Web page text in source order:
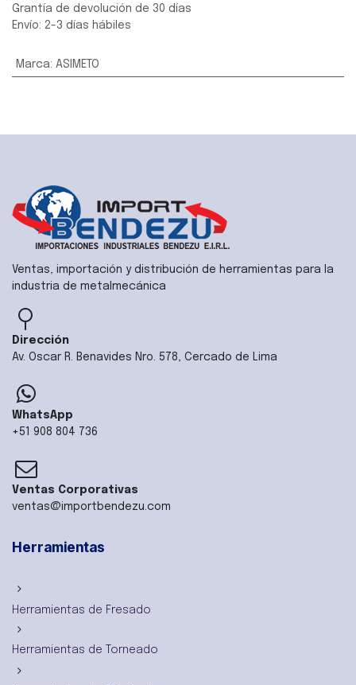
Grantía de devolución de 30 días
Envío: 2-3 días hábiles
Marca: ASIMETO
Ventas, importación y distribución de herramientas para la
industria de metalmecánica
Dirección
Av. Oscar R. Benavides Nro. 578, Cercado de Lima
WhatsApp
+51 908 804 736
Ventas Corporativas
ventas@importbendezu.com
Herramientas
Herramientas de Fresado
Herramientas de Torneado